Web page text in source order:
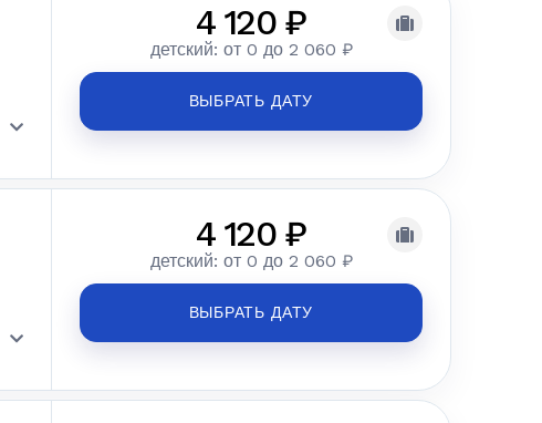
4 120 ₽
детский: от 0 до 2 060 ₽
ВЫБРАТЬ ДАТУ
4 120 ₽
детский: от 0 до 2 060 ₽
ВЫБРАТЬ ДАТУ